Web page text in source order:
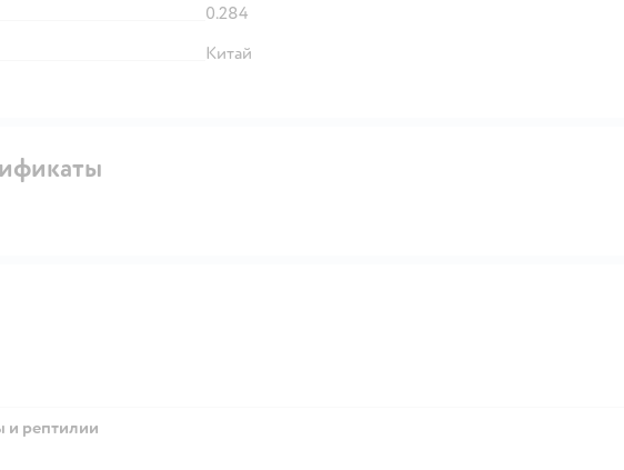
0.284
Китай
рептилии